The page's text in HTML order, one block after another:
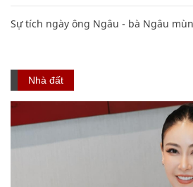
Sự tích ngày ông Ngâu - bà Ngâu
Nhà đất